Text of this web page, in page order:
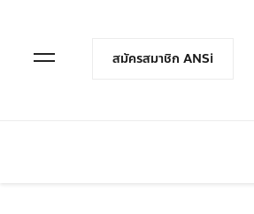
Open Menuสมัครสมาชิก ANSi